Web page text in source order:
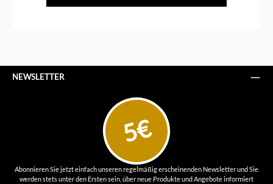
NEWSLETTER
5€
Abonnieren Sie jetzt einfach unseren regelmäßig erscheinenden Newsletter und Sie
werden stets unter den Ersten sein, über neue Produkte und Angebote informiert